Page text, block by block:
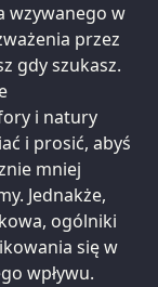
wzywanego w
przez
gdy szukasz.
i natury
i prosić, abyś
mniej
Jednakże,
ogólniki
się w
wpływu.